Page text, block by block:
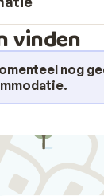
vinden
nog